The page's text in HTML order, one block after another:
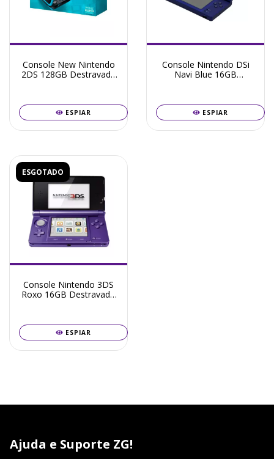
Console New Nintendo
2DS 128GB Destravado
ESPIAR
Console Nintendo DSi
Navi Blue 16GB
ESPIAR
ESGOTADO
Console Nintendo 3DS
Roxo 16GB Destravado
ESPIAR
Ajuda e Suporte ZG!